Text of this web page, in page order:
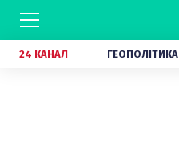
24 КАНАЛ ГЕОПОЛІТИКА